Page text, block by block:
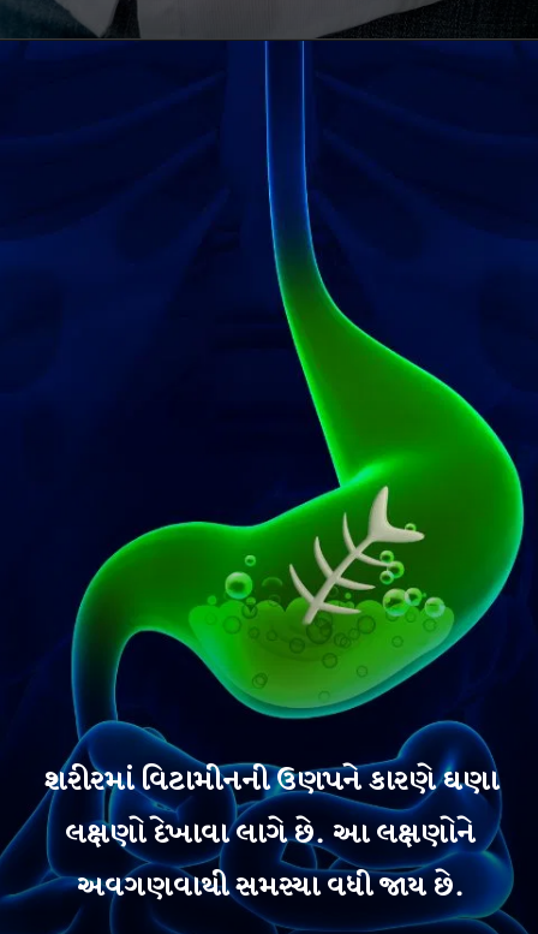
શરીરમાં વિટામીનની ઉણપને કારણે ઘણા
લક્ષણો દેખાવા લાગે છે. આ લક્ષણોને
અવગણવાથી સમસ્યા વધી જાય છે.